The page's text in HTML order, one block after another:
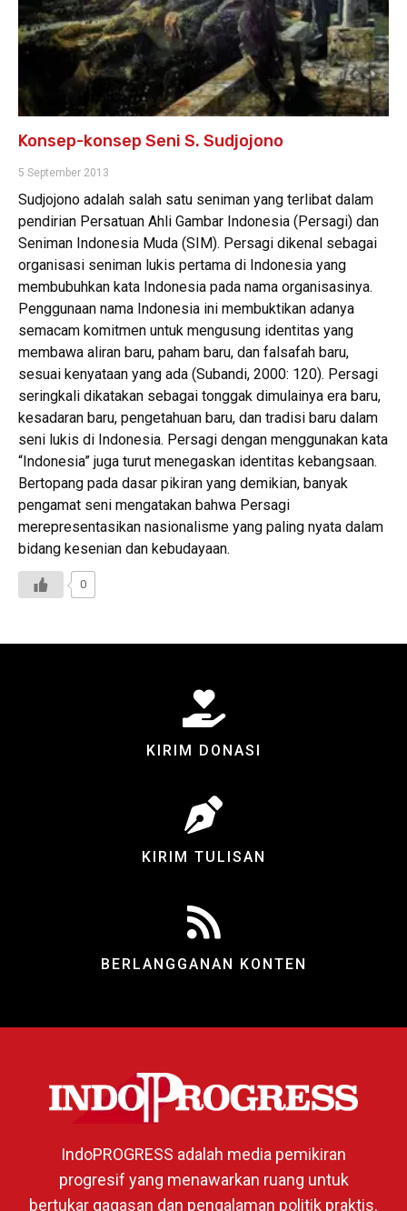
Konsep-konsep Seni S. Sudjojono
5 September 2013
Sudjojono adalah salah satu seniman yang terlibat dalam
pendirian Persatuan Ahli Gambar Indonesia (Persagi) dan
Seniman Indonesia Muda (SIM). Persagi dikenal sebagai
organisasi seniman lukis pertama di Indonesia yang
membubuhkan kata Indonesia pada nama organisasinya.
Penggunaan nama Indonesia ini membuktikan adanya
semacam komitmen untuk mengusung identitas yang
membawa aliran baru, paham baru, dan falsafah baru,
sesuai kenyataan yang ada (Subandi, 2000: 120). Persagi
seringkali dikatakan sebagai tonggak dimulainya era baru,
kesadaran baru, pengetahuan baru, dan tradisi baru dalam
seni lukis di Indonesia. Persagi dengan menggunakan kata
“Indonesia” juga turut menegaskan identitas kebangsaan.
Bertopang pada dasar pikiran yang demikian, banyak
pengamat seni mengatakan bahwa Persagi
merepresentasikan nasionalisme yang paling nyata dalam
bidang kesenian dan kebudayaan.
0
KIRIM DONASI
KIRIM TULISAN
BERLANGGANAN KONTEN
IndoPROGRESS adalah media pemikiran
progresif yang menawarkan ruang untuk
bertukar gagasan dan pengalaman politik praktis.